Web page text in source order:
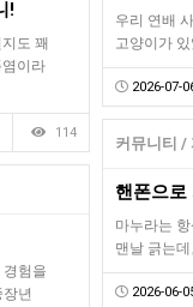
우리 연배
고양이가
2026-07-
!
도 꽤
이라
114
커뮤니티 /
핸폰으로
마누라는
맨날 긁는
2026-06-
험을
년